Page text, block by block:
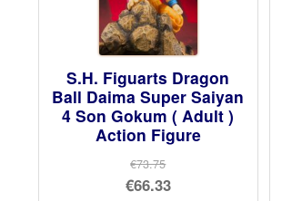
S.H. Figuarts Dragon
Ball Daima Super Saiyan
4 Son Gokum ( Adult )
Action Figure
€73.75
Le
€66.33